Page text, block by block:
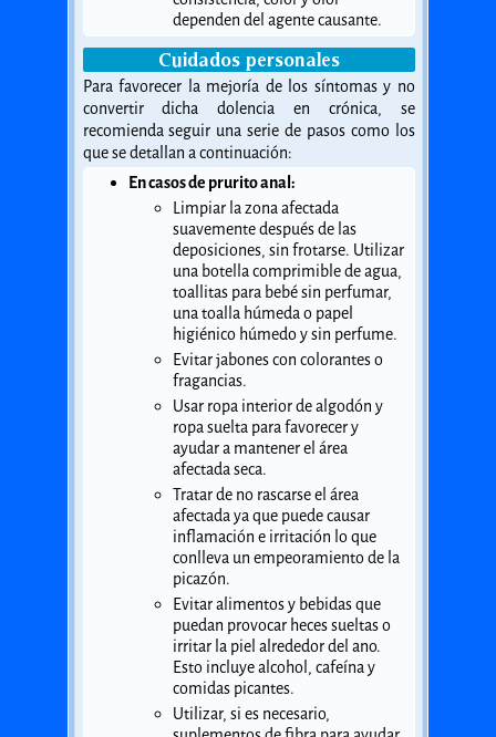
dependen del agente causante.
Cuidados personales
Para favorecer la mejoría de los síntomas y no
convertir dicha dolencia en crónica, se
recomienda seguir una serie de pasos como los
que se detallan a continuación:
En casos de prurito anal:
Limpiar la zona afectada
suavemente después de las
deposiciones, sin frotarse. Utilizar
una botella comprimible de agua,
toallitas para bebé sin perfumar,
una toalla húmeda o papel
higiénico húmedo y sin perfume.
Evitar jabones con colorantes o
fragancias.
Usar ropa interior de algodón y
ropa suelta para favorecer y
ayudar a mantener el área
afectada seca.
Tratar de no rascarse el área
afectada ya que puede causar
inflamación e irritación lo que
conlleva un empeoramiento de la
picazón.
Evitar alimentos y bebidas que
puedan provocar heces sueltas o
irritar la piel alrededor del ano.
Esto incluye alcohol, cafeína y
comidas picantes.
Utilizar, si es necesario,